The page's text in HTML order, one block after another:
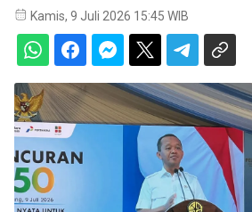
Kamis, 9 Juli 2026 15:45 WIB